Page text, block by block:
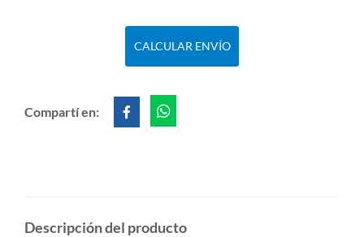
CALCULAR ENVÍO
Compartí en:
Descripción del producto